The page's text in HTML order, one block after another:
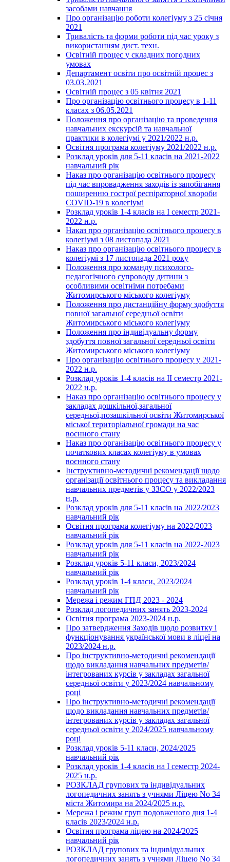
засобами навчання
Про організацію роботи колегіуму з 25 січня
2021
Тривалість та форми роботи під час уроку з
використанням дист. техн.
Освітній процес у складних погодних
умовах
Департамент освіти про освітній процес з
03.03.2021
Освітній процес з 05 квітня 2021
Про організацію освітнього процесу в 1-11
класах з 06.05.2021
Положення про організацію та проведення
навчальних екскурсій та навчальної
практики в колегіумі у 2021/2022 н.р.
Освітня програма колегіуму 2021/2022 н.р.
Розклад уроків для 5-11 класів на 2021-2022
навчальний рік
Наказ про організацію освітнього процесу
під час впровадження заходів із запобігання
поширенню гострої респіраторної хвороби
COVID-19 в колегіумі
Розклад уроків 1-4 класів на І семестр 2021-
2022 н.р.
Наказ про організацію освітнього процесу в
колегіумі з 08 листопада 2021
Наказ про організацію освітнього процесу в
колегіумі з 17 листопада 2021 року
Положення про команду психолого-
педагогічного супроводу дитини з
особливими освітніми потребами
Житомирського міського колегіуму
Положення про дистанційну форму здобуття
повної загальної середньої освіти
Житомирського міського колегіуму
Положення про індивідуальну форму
здобуття повної загальної середньої освіти
Житомирського міського колегіуму
Про організацію освітнього процесу у 2021-
2022 н.р.
Розклад уроків 1-4 класів на ІІ семестр 2021-
2022 н.р.
Наказ про організацію освітнього процесу у
закладах дошкільної,загальної
середньої,позашкільної освіти Житомирської
міської територіальної громади на час
воєнного стану
Наказ про організацію освітнього процесу у
початкових класах колегіуму в умовах
воєнного стану
Інструктивно-методичні рекомендації щодо
організації освітнього процесу та викладання
навчальних предметів у ЗЗСО у 2022/2023
н.р.
Розклад уроків для 5-11 класів на 2022/2023
навчальний рік
Освітня програма колегіуму на 2022/2023
навчальний рік
Розклад уроків для 5-11 класів на 2022-2023
навчальний рік
Розклад уроків 5-11 класи, 2023/2024
навчальний рік
Розклад уроків 1-4 класи, 2023/2024
навчальний рік
Мережа і режим ГПД 2023 - 2024
Розклад логопедичних занять 2023-2024
Освітня програма 2023-2024 н.р.
Про затвердження Заходів щодо розвитку і
функціонування української мови в ліцеї на
2023/2024 н.р.
Про інструктивно-методичні рекомендації
щодо викладання навчальних предметів/
інтегрованих курсів у закладах загальної
середньої освіти у 2023/2024 навчальному
році
Про інструктивно-методичні рекомендації
щодо викладання навчальних предметів/
інтегрованих курсів у закладах загальної
середньої освіти у 2024/2025 навчальному
році
Розклад уроків 5-11 класи, 2024/2025
навчальний рік
Розклад уроків 1-4 класів на І семестр 2024-
2025 н.р.
РОЗКЛАД групових та індивідуальних
логопедичних занять з учнями Ліцею No 34
міста Житомира на 2024/2025 н.р.
Мережа і режим груп подовженого дня 1-4
класів 2023/2024 н.р.
Освітня програма ліцею на 2024/2025
навчальний рік
РОЗКЛАД групових та індивідуальних
логопедичних занять з учнями Ліцею No 34